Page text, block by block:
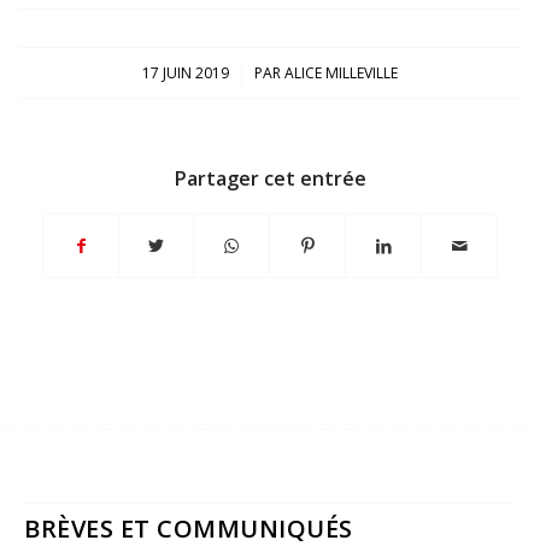
17 JUIN 2019
/ PARALICE MILLEVILLE
Partager cet entrée
BRÈVES ET COMMUNIQUÉS